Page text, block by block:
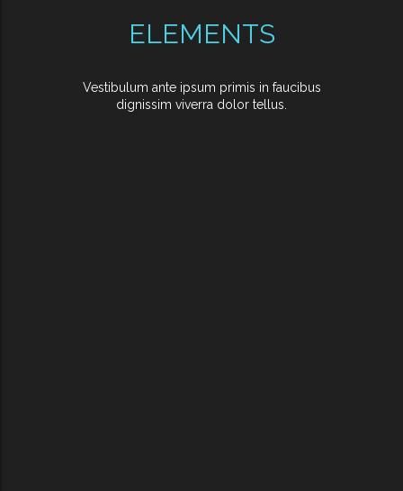
ELEMENTS
Vestibulum ante ipsum primis in faucibus
dignissim viverra dolor tellus.